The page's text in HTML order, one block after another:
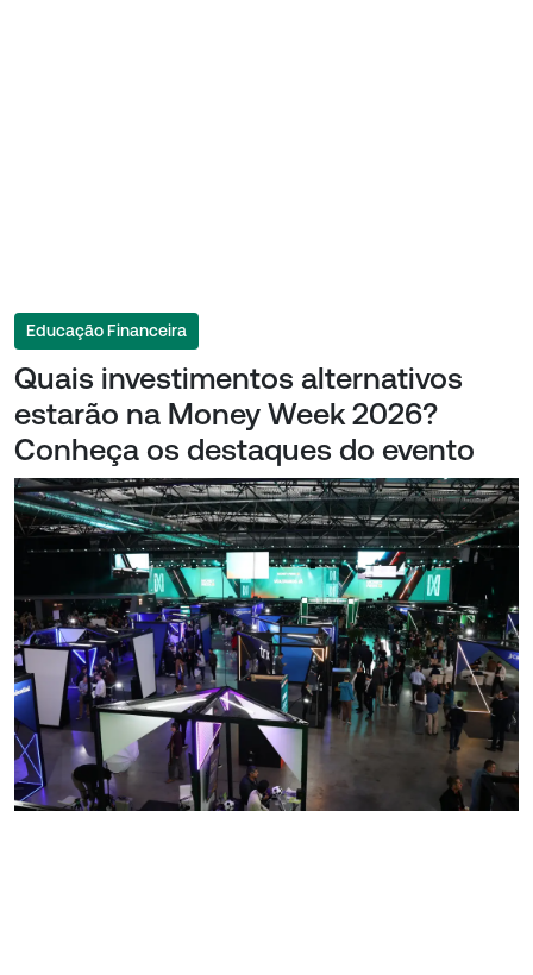
Educação Financeira
Quais investimentos alternativos
estarão na Money Week 2026?
Conheça os destaques do evento